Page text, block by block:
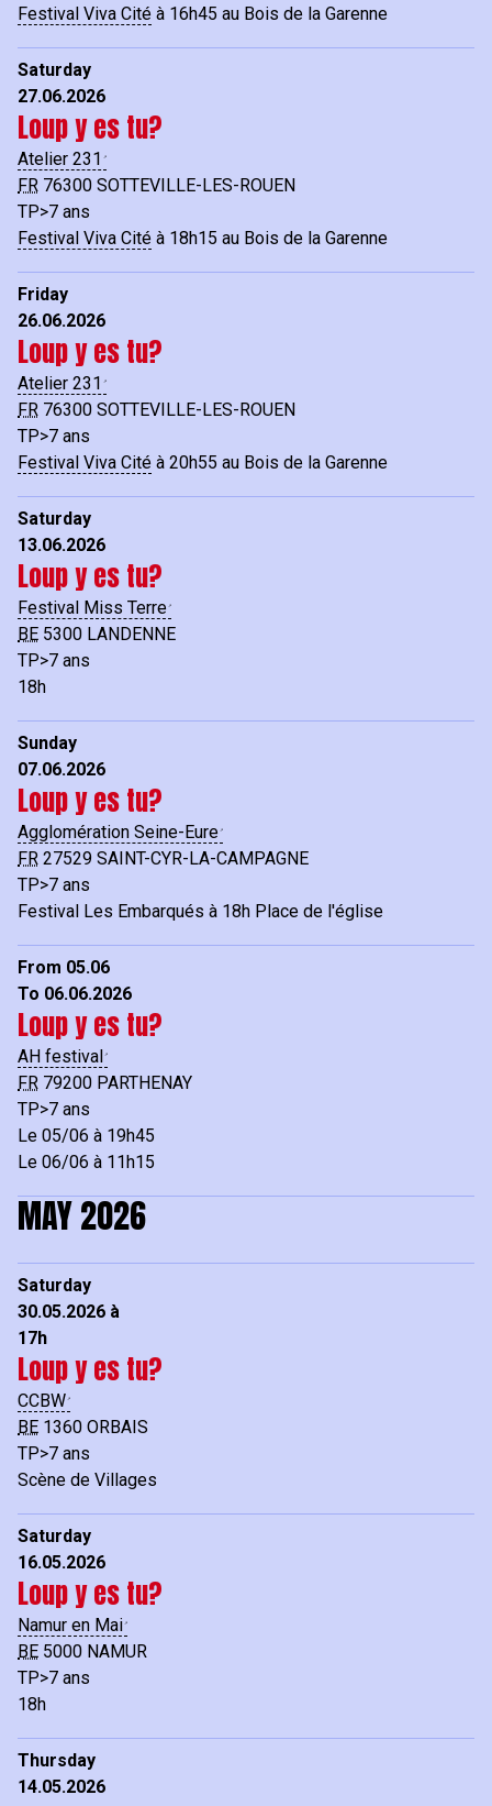
Festival Viva Cité à 16h45 au Bois de la Garenne
Saturday
27.06.2026
Loup y es tu?
Atelier 231
FR 76300 SOTTEVILLE-LES-ROUEN
TP>7 ans
Festival Viva Cité à 18h15 au Bois de la Garenne
Friday
26.06.2026
Loup y es tu?
Atelier 231
FR 76300 SOTTEVILLE-LES-ROUEN
TP>7 ans
Festival Viva Cité à 20h55 au Bois de la Garenne
Saturday
13.06.2026
Loup y es tu?
Festival Miss Terre
BE 5300 LANDENNE
TP>7 ans
18h
Sunday
07.06.2026
Loup y es tu?
Agglomération Seine-Eure
FR 27529 SAINT-CYR-LA-CAMPAGNE
TP>7 ans
Festival Les Embarqués à 18h Place de l'église
From 05.06
To 06.06.2026
Loup y es tu?
AH festival
FR 79200 PARTHENAY
TP>7 ans
Le 05/06 à 19h45
Le 06/06 à 11h15
MAY 2026
Saturday
30.05.2026 à
17h
Loup y es tu?
CCBW
BE 1360 ORBAIS
TP>7 ans
Scène de Villages
Saturday
16.05.2026
Loup y es tu?
Namur en Mai
BE 5000 NAMUR
TP>7 ans
18h
Thursday
14.05.2026